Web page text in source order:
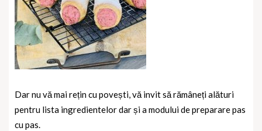
Dar nu vă mai rețin cu povești, vă invit să rămâneți alături
pentru lista ingredientelor dar și a modului de preparare pas
cu pas.